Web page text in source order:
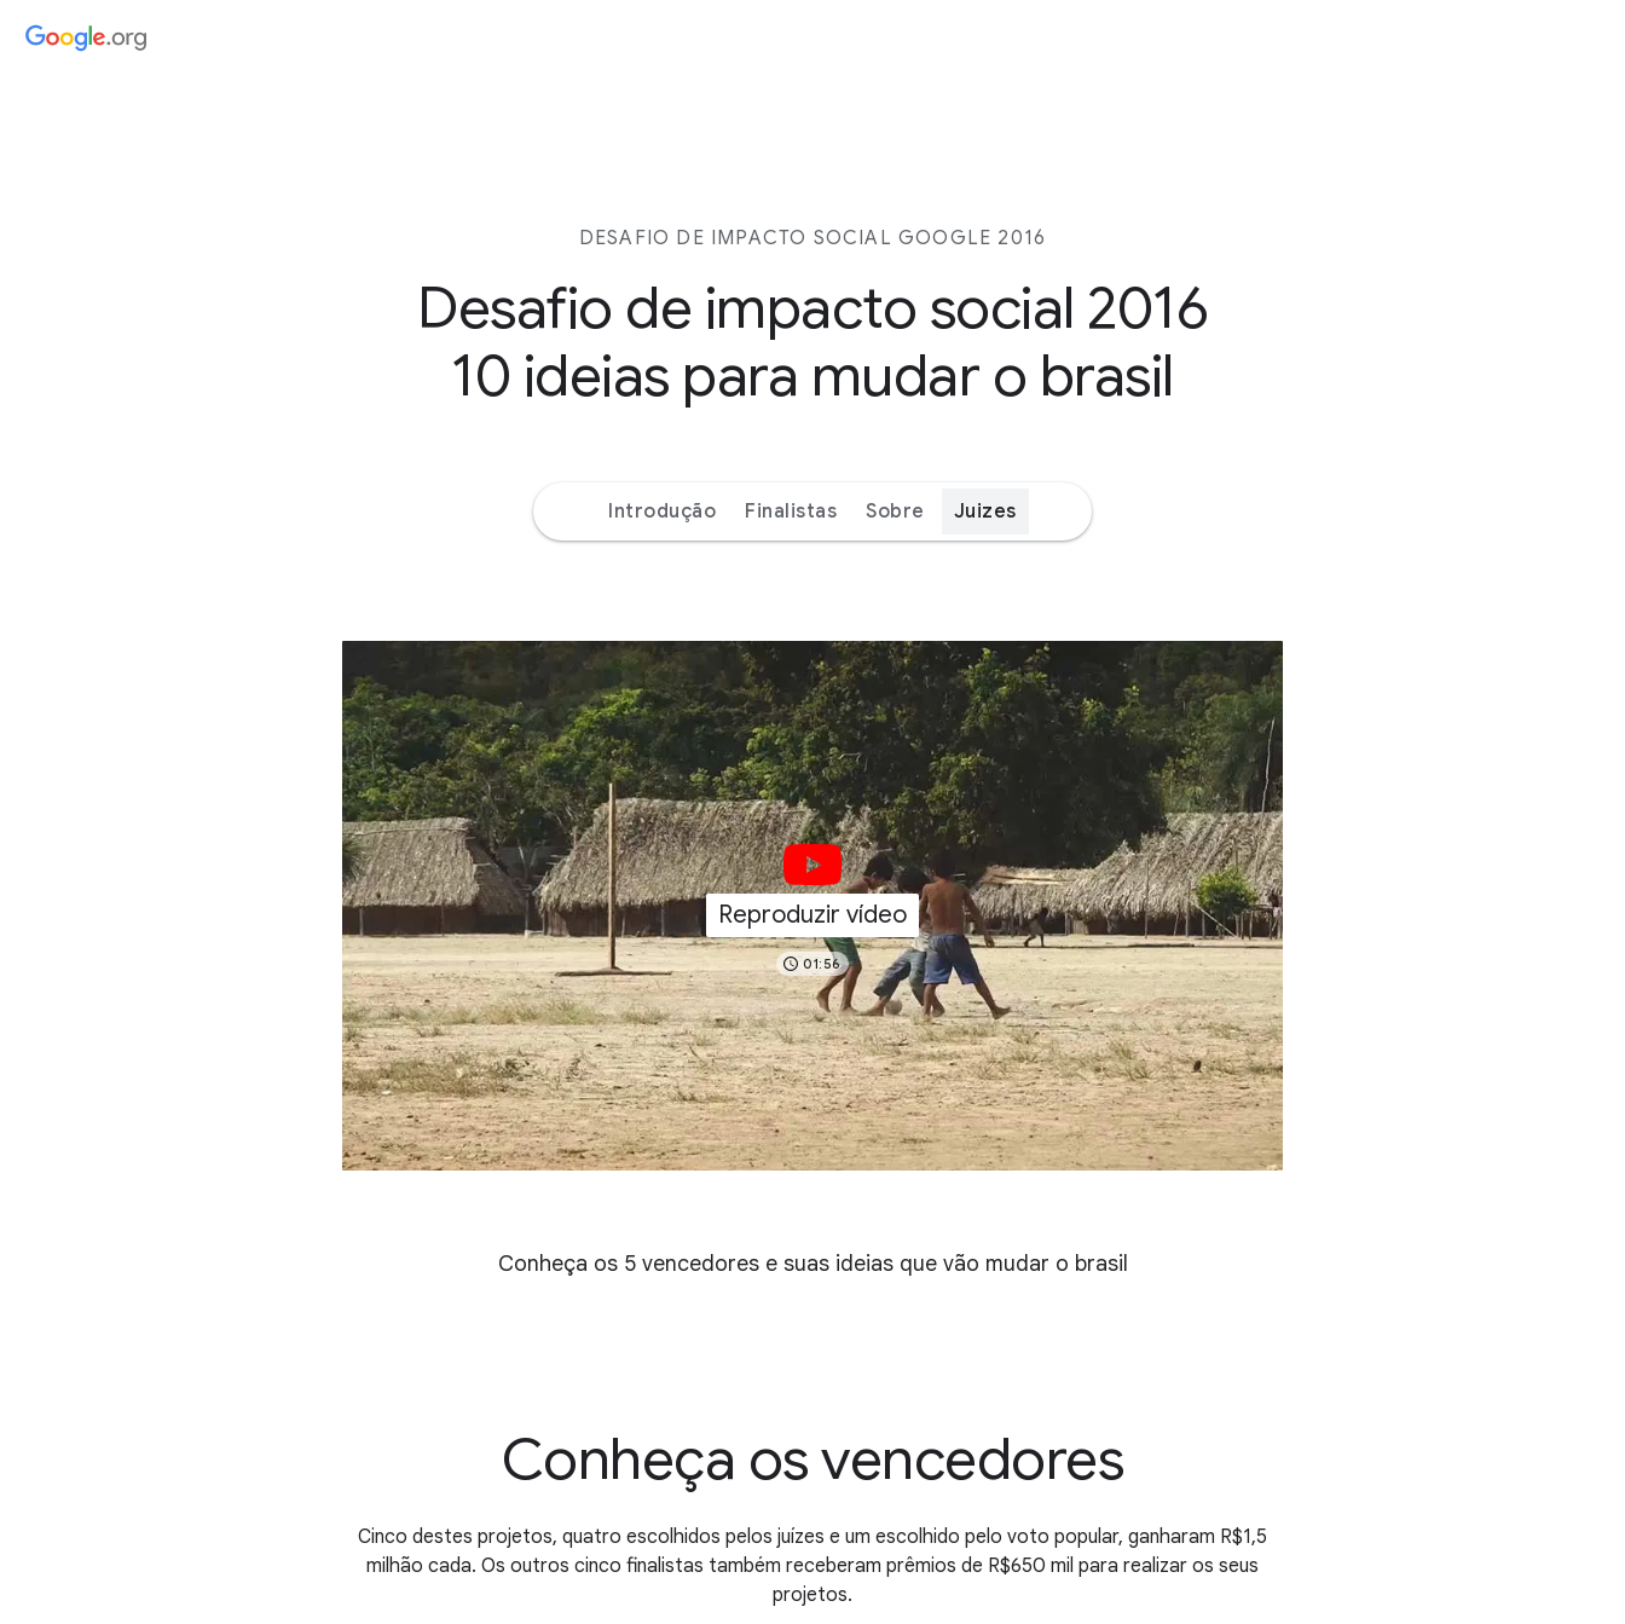
DESAFIO DE IMPACTO SOCIAL GOOGLE 2016
Desafio de impacto social 2016
10 ideias para mudar o brasil
Introdução Finalistas Sobre Juizes
Reproduzir vídeo
01:56
Conheça os 5 vencedores e suas ideias que vão mudar o brasil
Conheça os vencedores
Cinco destes projetos, quatro escolhidos pelos juízes e um escolhido pelo voto popular, ganharam R$1,5
milhão cada. Os outros cinco finalistas também receberam prêmios de R$650 mil para realizar os seus
projetos.